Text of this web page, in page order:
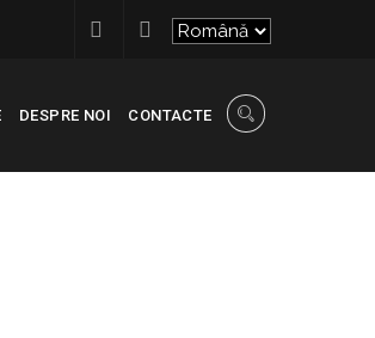
DESPRE NOI CONTACTE